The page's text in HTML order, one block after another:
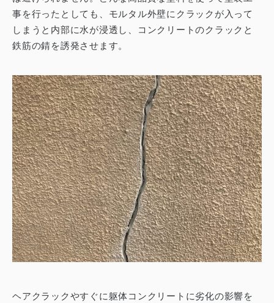
事を行ったとしても、モルタル外壁にクラックが入って
しまうと内部に水が浸透し、コンクリートのクラックと
鉄筋の錆を誘発させます。
ヘアクラックやすぐに躯体コンクリートに劣化の影響を